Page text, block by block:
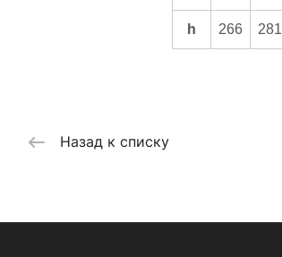
h 266 281
Назад к списку